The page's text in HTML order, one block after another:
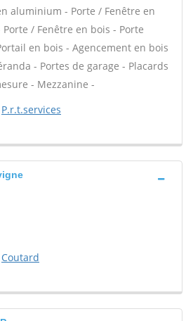
aluminium - Porte / Fenêtre en
Porte / Fenêtre en bois - Porte
en bois - Agencement en bois
- Portes de garage - Placards
- Mezzanine -
P.r.t.services
Coutard